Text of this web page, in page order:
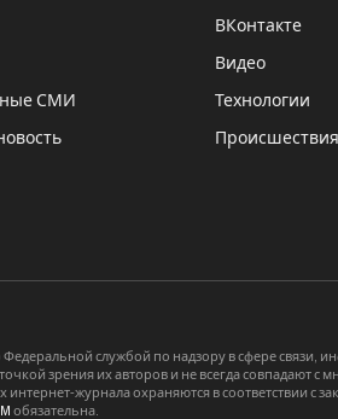
СМИ
ВКонтакте
Видео
Технологии
Происшествия
Федеральной службой по надзору в сфере
зрения их авторов и не всегда совпадают
интернет-журнала охраняются в соответствии
обязательна.